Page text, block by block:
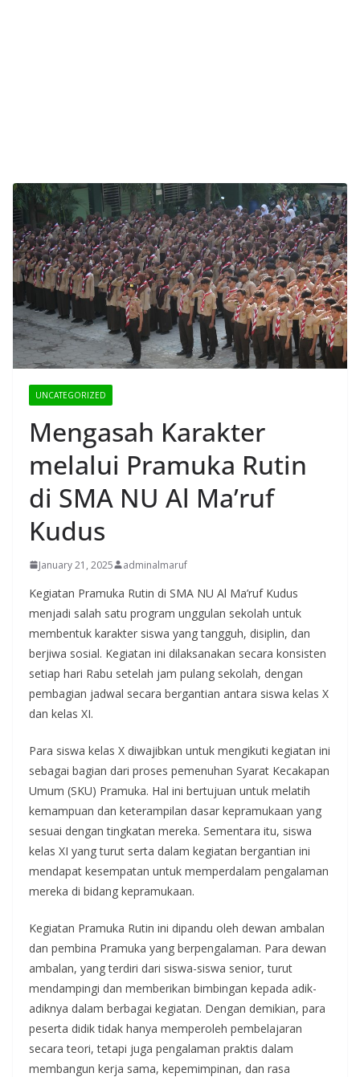
UNCATEGORIZED
Mengasah Karakter
melalui Pramuka Rutin
di SMA NU Al Ma’ruf
Kudus
January 21, 2025 adminalmaruf
Kegiatan Pramuka Rutin di SMA NU Al Ma’ruf Kudus
menjadi salah satu program unggulan sekolah untuk
membentuk karakter siswa yang tangguh, disiplin, dan
berjiwa sosial. Kegiatan ini dilaksanakan secara konsisten
setiap hari Rabu setelah jam pulang sekolah, dengan
pembagian jadwal secara bergantian antara siswa kelas X
dan kelas XI.
Para siswa kelas X diwajibkan untuk mengikuti kegiatan ini
sebagai bagian dari proses pemenuhan Syarat Kecakapan
Umum (SKU) Pramuka. Hal ini bertujuan untuk melatih
kemampuan dan keterampilan dasar kepramukaan yang
sesuai dengan tingkatan mereka. Sementara itu, siswa
kelas XI yang turut serta dalam kegiatan bergantian ini
mendapat kesempatan untuk memperdalam pengalaman
mereka di bidang kepramukaan.
Kegiatan Pramuka Rutin ini dipandu oleh dewan ambalan
dan pembina Pramuka yang berpengalaman. Para dewan
ambalan, yang terdiri dari siswa-siswa senior, turut
mendampingi dan memberikan bimbingan kepada adik-
adiknya dalam berbagai kegiatan. Dengan demikian, para
peserta didik tidak hanya memperoleh pembelajaran
secara teori, tetapi juga pengalaman praktis dalam
membangun kerja sama, kepemimpinan, dan rasa